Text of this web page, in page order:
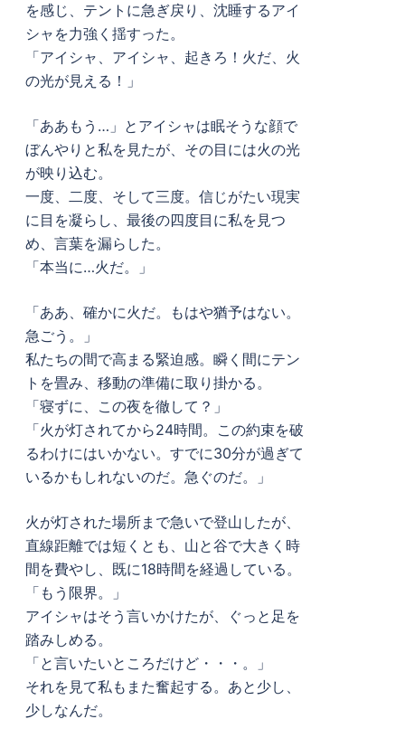
を感じ、テントに急ぎ戻り、沈睡するアイ
シャを力強く揺すった。
「アイシャ、アイシャ、起きろ！火だ、火
の光が見える！」
「ああもう…」とアイシャは眠そうな顔で
ぼんやりと私を見たが、その目には火の光
が映り込む。
一度、二度、そして三度。信じがたい現実
に目を凝らし、最後の四度目に私を見つ
め、言葉を漏らした。
「本当に…火だ。」
「ああ、確かに火だ。もはや猶予はない。
急ごう。」
私たちの間で高まる緊迫感。瞬く間にテン
トを畳み、移動の準備に取り掛かる。
「寝ずに、この夜を徹して？」
「火が灯されてから24時間。この約束を破
るわけにはいかない。すでに30分が過ぎて
いるかもしれないのだ。急ぐのだ。」
火が灯された場所まで急いで登山したが、
直線距離では短くとも、山と谷で大きく時
間を費やし、既に18時間を経過している。
「もう限界。」
アイシャはそう言いかけたが、ぐっと足を
踏みしめる。
「と言いたいところだけど・・・。」
それを見て私もまた奮起する。あと少し、
少しなんだ。